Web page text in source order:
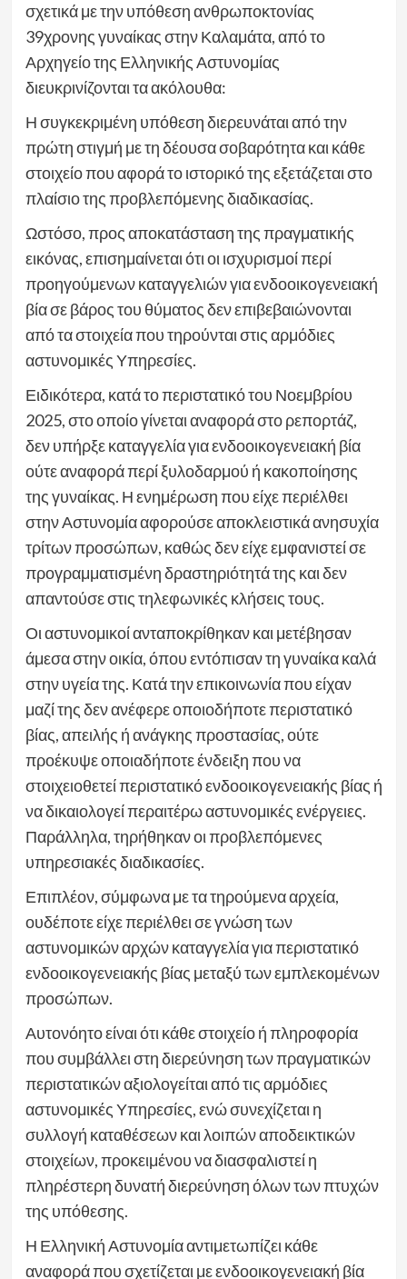
σχετικά με την υπόθεση ανθρωποκτονίας
39χρονης γυναίκας στην Καλαμάτα, από το
Αρχηγείο της Ελληνικής Αστυνομίας
διευκρινίζονται τα ακόλουθα:
Η συγκεκριμένη υπόθεση διερευνάται από την
πρώτη στιγμή με τη δέουσα σοβαρότητα και κάθε
στοιχείο που αφορά το ιστορικό της εξετάζεται στο
πλαίσιο της προβλεπόμενης διαδικασίας.
Ωστόσο, προς αποκατάσταση της πραγματικής
εικόνας, επισημαίνεται ότι οι ισχυρισμοί περί
προηγούμενων καταγγελιών για ενδοοικογενειακή
βία σε βάρος του θύματος δεν επιβεβαιώνονται
από τα στοιχεία που τηρούνται στις αρμόδιες
αστυνομικές Υπηρεσίες.
Ειδικότερα, κατά το περιστατικό του Νοεμβρίου
2025, στο οποίο γίνεται αναφορά στο ρεπορτάζ,
δεν υπήρξε καταγγελία για ενδοοικογενειακή βία
ούτε αναφορά περί ξυλοδαρμού ή κακοποίησης
της γυναίκας. Η ενημέρωση που είχε περιέλθει
στην Αστυνομία αφορούσε αποκλειστικά ανησυχία
τρίτων προσώπων, καθώς δεν είχε εμφανιστεί σε
προγραμματισμένη δραστηριότητά της και δεν
απαντούσε στις τηλεφωνικές κλήσεις τους.
Οι αστυνομικοί ανταποκρίθηκαν και μετέβησαν
άμεσα στην οικία, όπου εντόπισαν τη γυναίκα καλά
στην υγεία της. Κατά την επικοινωνία που είχαν
μαζί της δεν ανέφερε οποιοδήποτε περιστατικό
βίας, απειλής ή ανάγκης προστασίας, ούτε
προέκυψε οποιαδήποτε ένδειξη που να
στοιχειοθετεί περιστατικό ενδοοικογενειακής βίας ή
να δικαιολογεί περαιτέρω αστυνομικές ενέργειες.
Παράλληλα, τηρήθηκαν οι προβλεπόμενες
υπηρεσιακές διαδικασίες.
Επιπλέον, σύμφωνα με τα τηρούμενα αρχεία,
ουδέποτε είχε περιέλθει σε γνώση των
αστυνομικών αρχών καταγγελία για περιστατικό
ενδοοικογενειακής βίας μεταξύ των εμπλεκομένων
προσώπων.
Αυτονόητο είναι ότι κάθε στοιχείο ή πληροφορία
που συμβάλλει στη διερεύνηση των πραγματικών
περιστατικών αξιολογείται από τις αρμόδιες
αστυνομικές Υπηρεσίες, ενώ συνεχίζεται η
συλλογή καταθέσεων και λοιπών αποδεικτικών
στοιχείων, προκειμένου να διασφαλιστεί η
πληρέστερη δυνατή διερεύνηση όλων των πτυχών
της υπόθεσης.
Η Ελληνική Αστυνομία αντιμετωπίζει κάθε
αναφορά που σχετίζεται με ενδοοικογενειακή βία